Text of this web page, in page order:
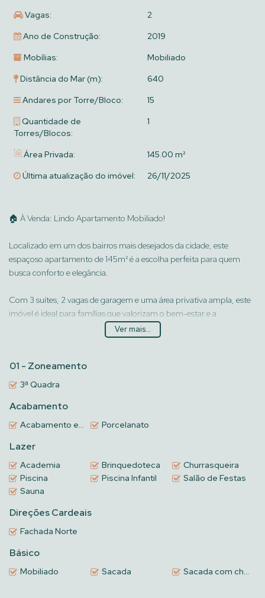
Vagas:
2
Ano de Construção:
2019
Mobílias:
Mobiliado
Distância do Mar (m):
640
Andares por Torre/Bloco:
15
Quantidade de
Torres/Blocos:
1
Área Privada:
145.00 m²
Última atualização do imóvel:
26/11/2025
🏠 À Venda: Lindo Apartamento Mobiliado!
Localizado em um dos bairros mais desejados da cidade, este
espaçoso apartamento de 145m² é a escolha perfeita para quem
busca conforto e elegância.
Com 3 suítes, 2 vagas de garagem e uma área privativa ampla, este
imóvel é ideal para famílias que valorizam o bem-estar e a
está próximo a escolas, supermercados, shoppings e outros pontos
de interesse.
Não perca essa oportunidade única de morar em um dos melhores
locais da cidade!
Entre em contato conosco e agende uma visita hoje mesmo. Seu
novo lar te espera! 🌟🔑
Ver mais...
01 - Zoneamento
3ª Quadra
Acabamento
Acabamento em gesso Porcelanato
Lazer
Academia Brinquedoteca
Churrasqueira
Piscina
Piscina Infantil
Salão de Festas
Sauna
Direções Cardeais
Fachada Norte
Básico
Mobiliado Sacada Sacada com churrasqueira a carvão